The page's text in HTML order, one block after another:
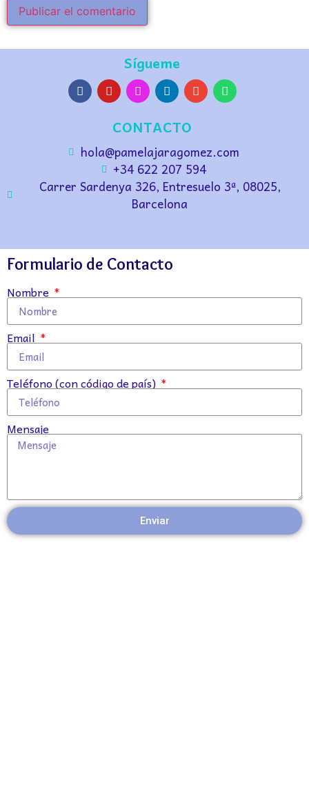
Sígueme
CONTACTO
hola@pamelajaragomez.com
+34 622 207 594
Carrer Sardenya 326, Entresuelo 3ª, 08025,
Barcelona
Formulario de Contacto
Nombre
Email
Teléfono (con código de país)
Mensaje
Enviar